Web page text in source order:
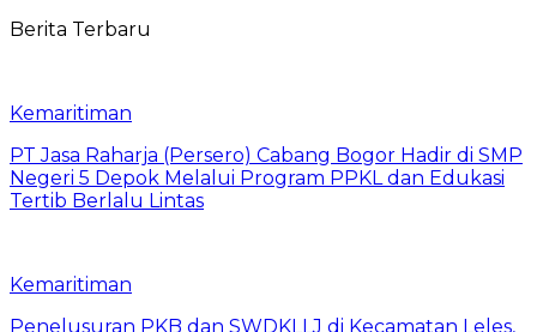
Berita Terbaru
Kemaritiman
PT Jasa Raharja (Persero) Cabang Bogor Hadir di SMP
Negeri 5 Depok Melalui Program PPKL dan Edukasi
Tertib Berlalu Lintas
Kemaritiman
Penelusuran PKB dan SWDKLLJ di Kecamatan Leles,